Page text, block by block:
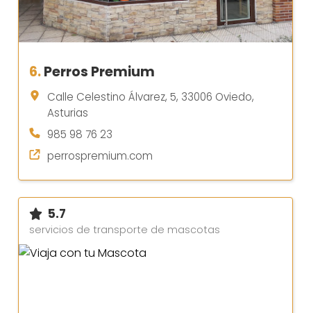
6.Perros Premium
Calle Celestino Álvarez, 5, 33006 Oviedo,
Asturias
985 98 76 23
perrospremium.com
5.7
servicios de transporte de mascotas